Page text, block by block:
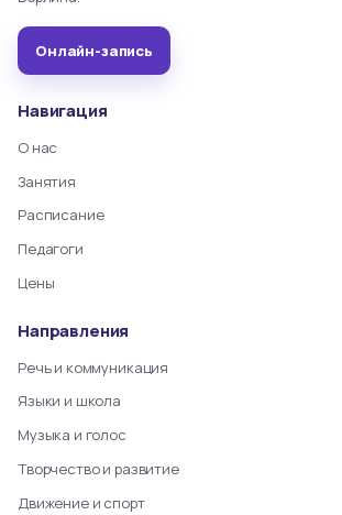
Онлайн-запись
Навигация
О нас
Занятия
Расписание
Педагоги
Цены
Направления
Речь и коммуникация
Языки и школа
Музыка и голос
Творчество и развитие
Движение и спорт